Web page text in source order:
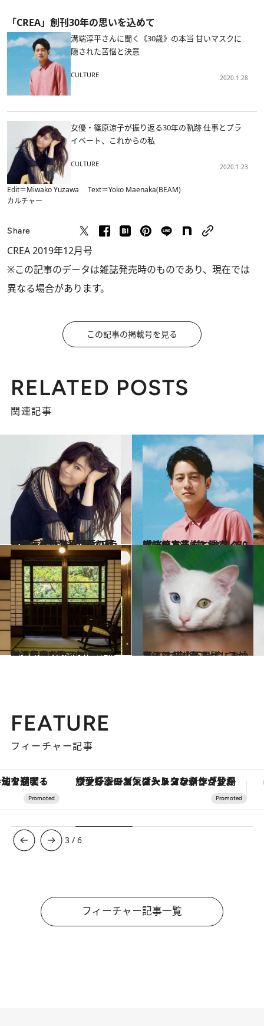
「CREA」創刊30年の思いを込めて
溝端淳平さんに聞く《30歳》の本当 甘いマスクに
隠された苦悩と決意
CULTURE 2020.1.28
女優・篠原涼子が振り返る30年の軌跡 仕事とプラ
イベート、これからの私
CULTURE 2020.1.23
Edit＝Miwako Yuzawa Text＝Yoko Maenaka(BEAM)
カルチャー
Share
CREA 2019年12月号
※この記事のデータは雑誌発売時のものであり、現在では
異なる場合があります。
この記事の掲載号を見る
RELATED POSTS
関連記事
2020.1.23
女優・篠原涼子が振り返る30年の軌跡 仕事とプライベート、これからの私
カルチャー 2020.1.28
溝端淳平さんに聞く《30歳》の本当 甘いマスクに隠された苦悩と決意
カルチャー
2020.1.19
名湯で叶う15,000円以下の温泉宿8選 これは絶対、行かなきゃソンです
旅＆お出かけ 2020.1.6
猫にはシックスセンスがある？ 猫の不思議にまつわる3つの話
ライフスタイル
FEATURE
フィーチャー記事
ヴァシュロン・コンスタンタン「オーヴァーシーズ・オートマティック」。旅愛好家のお気に入りコレクションから、ジェンダーレスな新作が登場
3 /6
フィーチャー記事一覧